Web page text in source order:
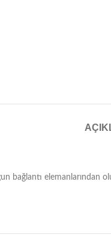
bağlantı elemanlarından